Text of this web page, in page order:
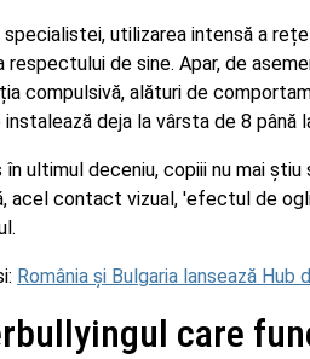
utilizarea intensă a
respectului de sine. Apar, de
compulsivă, alături de
instalează deja la vârsta de 8 până
în ultimul deceniu, copiii nu mai
acel contact vizual, 'efectul de
România și Bulgaria lansează
care